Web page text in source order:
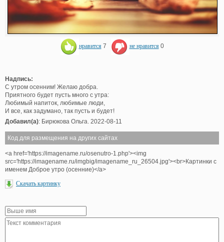
нравится 7 не нравится 0
Надпись:
С утром осенним! Желаю добра.
Приятного будет пусть много с утра:
Любимый напиток, любимые люди,
И все, как задумано, так пусть и будет!
Добавил(а): Бирюкова Ольга. 2022-08-11
Код для размещения на других сайтах
<a href='https://imagename.ru/osenutro-1.php'><img
src='https://imagename.ru/imgbig/imagename_ru_26504.jpg'><br>Картинки с
именем Доброе утро (осенние)</a>
Скачать картинку